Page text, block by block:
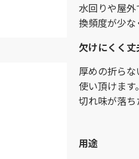
水回りや屋
換頻度が少な
欠けにくく
厚めの折ら
使い頂けます
切れ味が落ち
用途